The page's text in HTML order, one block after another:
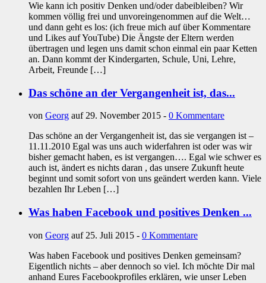
Wie kann ich positiv Denken und/oder dabeibleiben? Wir
kommen völlig frei und unvoreingenommen auf die Welt…
und dann geht es los: (ich freue mich auf über Kommentare
und Likes auf YouTube) Die Ängste der Eltern werden
übertragen und legen uns damit schon einmal ein paar Ketten
an. Dann kommt der Kindergarten, Schule, Uni, Lehre,
Arbeit, Freunde […]
Das schöne an der Vergangenheit ist, das...
von Georg auf 29. November 2015 - 0 Kommentare
Das schöne an der Vergangenheit ist, das sie vergangen ist –
11.11.2010 Egal was uns auch widerfahren ist oder was wir
bisher gemacht haben, es ist vergangen…. Egal wie schwer es
auch ist, ändert es nichts daran , das unsere Zukunft heute
beginnt und somit sofort von uns geändert werden kann. Viele
bezahlen Ihr Leben […]
Was haben Facebook und positives Denken ...
von Georg auf 25. Juli 2015 - 0 Kommentare
Was haben Facebook und positives Denken gemeinsam?
Eigentlich nichts – aber dennoch so viel. Ich möchte Dir mal
anhand Eures Facebookprofiles erklären, wie unser Leben